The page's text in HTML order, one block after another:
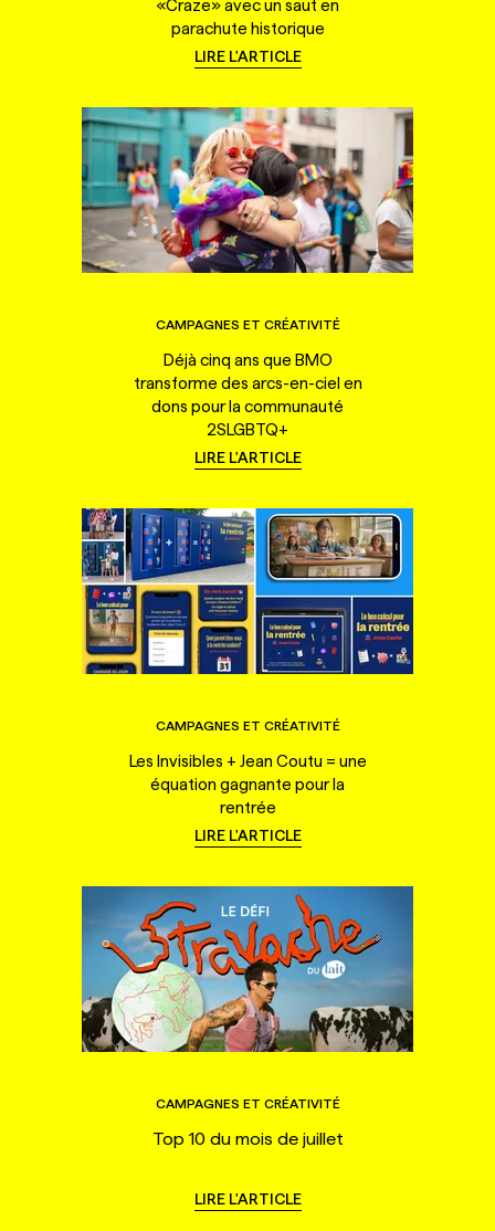
«Craze» avec un saut en
parachute historique
LIRE L'ARTICLE
CAMPAGNES ET CRÉATIVITÉ
Déjà cinq ans que BMO
transforme des arcs-en-ciel en
dons pour la communauté
2SLGBTQ+
LIRE L'ARTICLE
CAMPAGNES ET CRÉATIVITÉ
Les Invisibles + Jean Coutu = une
équation gagnante pour la
rentrée
LIRE L'ARTICLE
CAMPAGNES ET CRÉATIVITÉ
Top 10 du mois de juillet
LIRE L'ARTICLE